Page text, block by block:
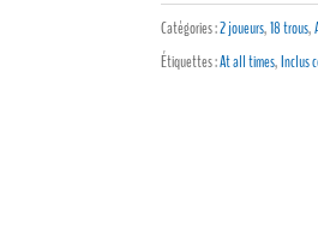
Catégories :2 joueurs,18 trous,
Étiquettes :At all times,Inclus